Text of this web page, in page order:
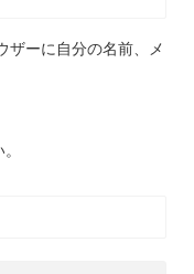
ザーに自分の名前、メ